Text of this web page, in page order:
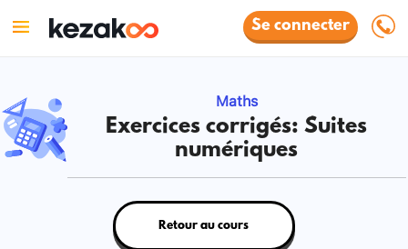
Se connecter
Maths
Exercices corrigés: Suites
numériques
Retour au cours